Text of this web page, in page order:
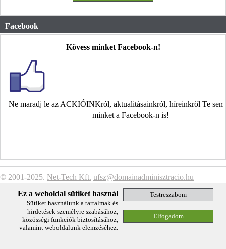
Facebook
Kövess minket Facebook-n!
Ne maradj le az ACKIÓINKról, aktualitásainkról, híreinkről Te
minket a Facebook-n is!
© 2001-2025. Net-Tech Kft. ufsz@domainadminisztracio.hu
Ez a weboldal sütiket használ
Sütiket használunk a tartalmak és
hirdetések személyre szabásához,
közösségi funkciók biztosításához,
valamint weboldalunk elemzéséhez.